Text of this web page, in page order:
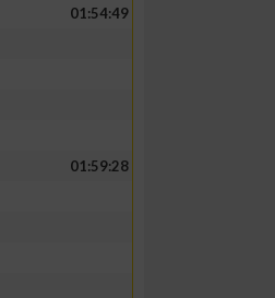
01:54:49
01:59:28